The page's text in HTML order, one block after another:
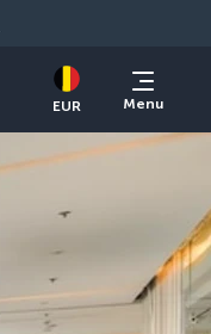
EUR Menu